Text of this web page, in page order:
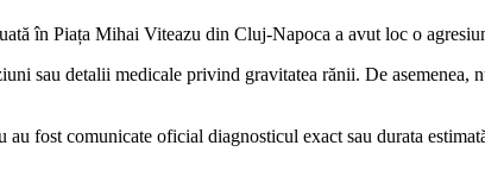
în Piața Mihai Viteazu din Cluj-Napoca a avut loc o
sau detalii medicale privind gravitatea rănii. De asemenea,
fost comunicate oficial diagnosticul exact sau durata